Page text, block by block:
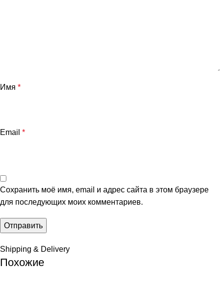
Имя *
Email *
Сохранить моё имя, email и адрес сайта в этом браузере
для последующих моих комментариев.
Shipping & Delivery
Похожие